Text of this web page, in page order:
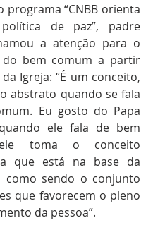
programa “CNBB orienta
de paz”, padre
a atenção para o
do bem comum a partir
Igreja: “É um conceito,
abstrato quando se fala
Eu gosto do Papa
quando ele fala de bem
toma o conceito
que está na base da
como sendo o conjunto
que favorecem o pleno
da pessoa”.